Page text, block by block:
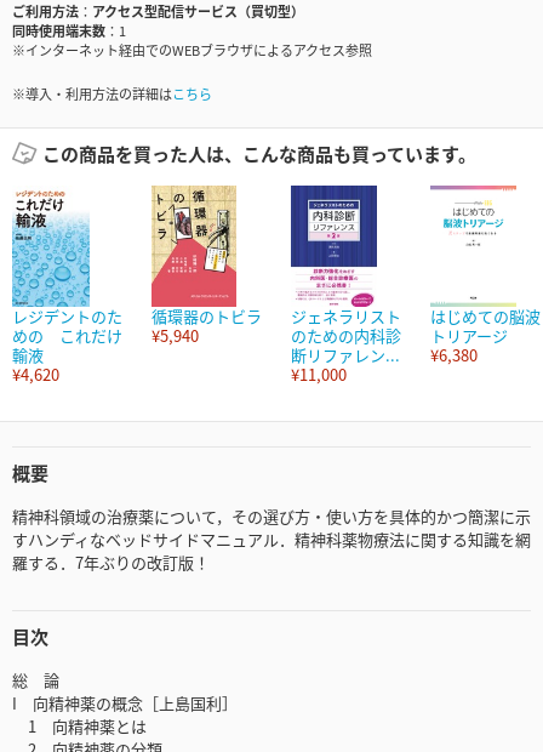
ご利用方法
アクセス型配信サービス（買切型）
同時使用端末数
1
※インターネット経由でのWEBブラウザによるアクセス参照
※導入・利用方法の詳細はこちら
この商品を買った人は、こんな商品も買っています。
レジデントのた
めの これだけ
輸液
¥4,620
循環器のトビラ
¥5,940
ジェネラリスト
のための内科診
断リファレン...
¥11,000
はじめての脳波
トリアージ
¥6,380
概要
精神科領域の治療薬について，その選び方・使い方を具体的かつ簡潔に示
すハンディなベッドサイドマニュアル．精神科薬物療法に関する知識を網
羅する．7年ぶりの改訂版！
目次
総 論
I 向精神薬の概念［上島国利］
1 向精神薬とは